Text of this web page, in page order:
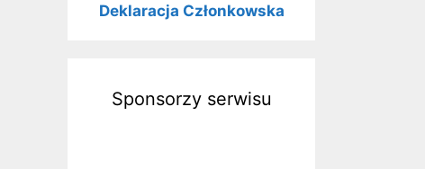
Deklaracja Członkowska
Sponsorzy serwisu